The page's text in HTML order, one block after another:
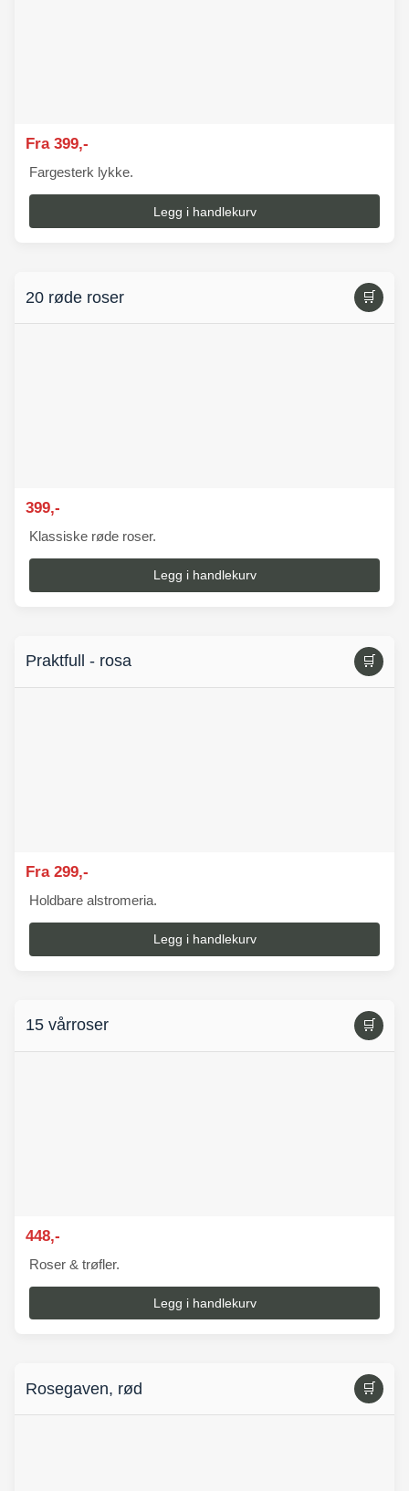
Fra 399,-
Fargesterk lykke.
Legg i handlekurv
20 røde roser 🛒
399,-
Klassiske røde roser.
Legg i handlekurv
Praktfull - rosa 🛒
Fra 299,-
Holdbare alstromeria.
Legg i handlekurv
15 vårroser 🛒
448,-
Roser & trøfler.
Legg i handlekurv
Rosegaven, rød 🛒